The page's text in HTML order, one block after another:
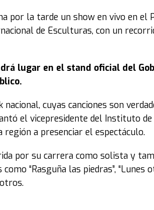
por la tarde un show en vivo en el
de Esculturas, con un
lugar en el stand oficial del
cuyas canciones son
el vicepresidente del Instituto de
a presenciar el espectáculo.
por su carrera como solista y
“Rasguña las piedras”, “Lunes